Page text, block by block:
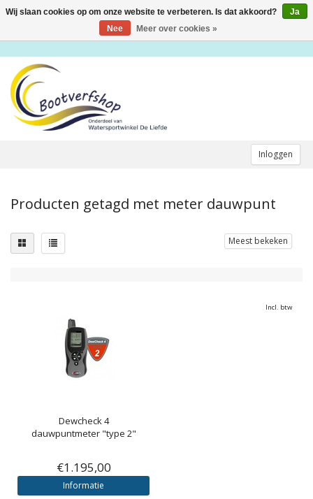
Inloggen
Toggle
Producten getagd met meter dauwpunt
Meest bekeken
Dewcheck 4
dauwpuntmeter "type 2"
€1.195,00
Informatie
Incl. btw
Wij slaan cookies op om onze website te verbeteren. Is dat akkoord?
Ja
Nee
Meer over cookies »